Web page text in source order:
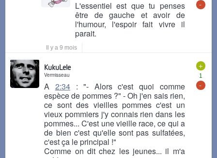
-
L'essentiel est que tu penses
être de gauche et avoir de
l'humour, l'espoir fait vivre il
parait.
Il y a 9 mois
+
1
-
KukuLele
Vermisseau
A 2:34: "- Alors c'est quoi comme
espèce de pommes ?" - Oh j'en sais rien,
ce sont des vieilles pommes c'est un
vieux pommiers j'y connais rien dans les
pommes... C'est une vieille race, ce qui a
de bien c'est qu'elle sont pas sulfatées,
c'est ça le principal !"
Comme on dit chez les jeunes... il m'a